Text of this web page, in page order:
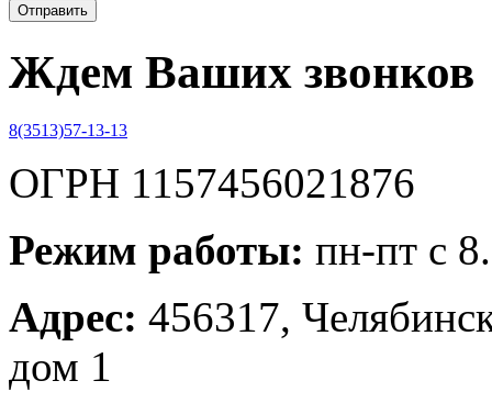
Ждем Ваших звонков
8(3513)57-13-13
ОГРН 1157456021876
Режим работы: пн-пт с
Адрес: 456317,
дом 1